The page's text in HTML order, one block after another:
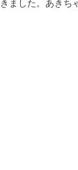
ました。あきち